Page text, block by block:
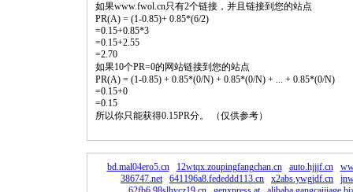
如果www.fwol.cn只有2个链接，并且链接到您的站点
PR(A) = (1-0.85)+ 0.85*(6/2)
=0.15+0.85*3
=0.15+2.55
=2.70
如果10个PR=0的网站链接到您的站点
PR(A) = (1-0.85) + 0.85*(0/N) + 0.85*(0/N) + ... + 0.85*(0/N)
=0.15+0
=0.15
所以你只能获得0.15PR分。 （仅供参考）
bd.mal04ero5.cn 12wtqx.zoupingfangchan.cn auto.hjjjf.cn
386747.net
641196a8.fededdd113.cn x2abs.ywgjdf.cn